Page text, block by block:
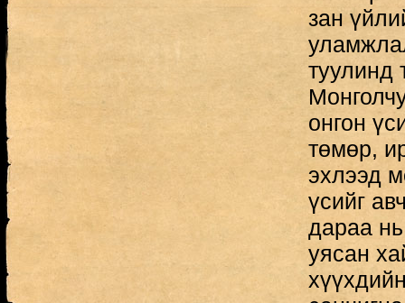
зан
туулинд
онгон
төмөр,
эхлээд
үсийг
дараа
уясан